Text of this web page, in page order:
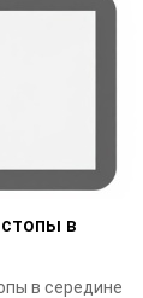
в
в середине